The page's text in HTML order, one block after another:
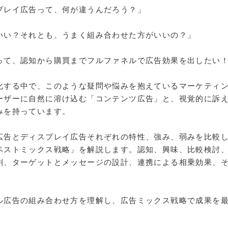
イ広告って、何が違うんだろう？」
？それとも、うまく組み合わせた方がいいの？」
、認知から購買までフルファネルで広告効果を出したい
る中で、このような疑問や悩みを抱えているマーケティ
ーに自然に溶け込む「コンテンツ広告」と、視覚的に訴
持っています。
とディスプレイ広告それぞれの特性、強み、弱みを比較
トミックス戦略」を解説します。認知、興味、比較検討
ターゲットとメッセージの設計、連携による相乗効果、
告の組み合わせ方を理解し、広告ミックス戦略で成果を